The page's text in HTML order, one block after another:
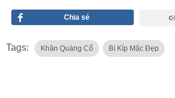
Chia sẻ
Tags: Khăn Quàng Cổ Bí Kíp Mặc Đẹp